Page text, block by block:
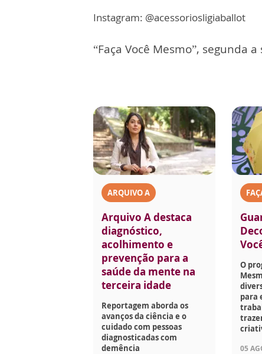
Instagram: @acessoriosligiaballot
“Faça Você Mesmo”, segunda
ARQUIVO A
Arquivo A destaca
diagnóstico,
acolhimento e
prevenção para a
saúde da mente na
terceira idade
Reportagem aborda os
avanços da ciência e o
cuidado com pessoas
diagnosticadas com
demência
O
para
05